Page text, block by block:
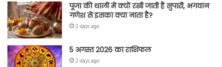
पूजा की थाली में क्यों रखी जाती है सुपारी, भगवान
गणेश से इसका क्या नाता है?
2 days ago
5 अगस्त 2026 का राशिफल
2 days ago